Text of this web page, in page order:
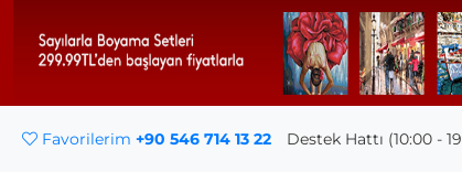
Favorilerim +90 546 714 13 22 Destek Hattı (10:00 -